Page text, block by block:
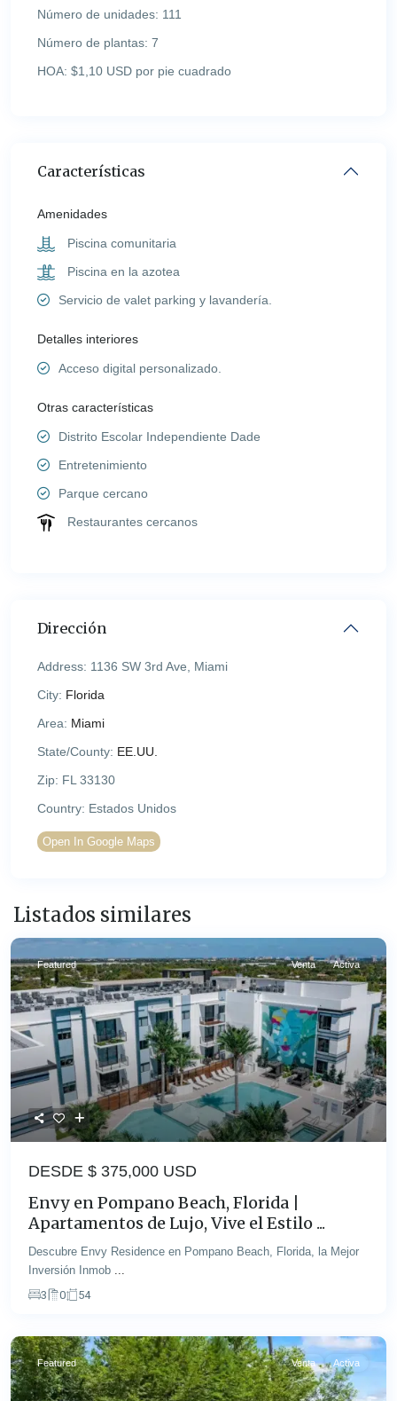
Número de unidades: 111
Número de plantas: 7
HOA: $1,10 USD por pie cuadrado
Características
Amenidades
Piscina comunitaria
Piscina en la azotea
Servicio de valet parking y lavandería.
Detalles interiores
Acceso digital personalizado.
Otras características
Distrito Escolar Independiente Dade
Entretenimiento
Parque cercano
Restaurantes cercanos
Dirección
Address: 1136 SW 3rd Ave, Miami
City: Florida
Area: Miami
State/County: EE.UU.
Zip: FL 33130
Country: Estados Unidos
Open In Google Maps
Listados similares
Featured Venta Activa
DESDE $ 375,000 USD
Envy en Pompano Beach, Florida |
Apartamentos de Lujo, Vive el Estilo ...
Descubre Envy Residence en Pompano Beach, Florida, la Mejor
Inversión Inmob ...
3
0 54
Featured Venta Activa